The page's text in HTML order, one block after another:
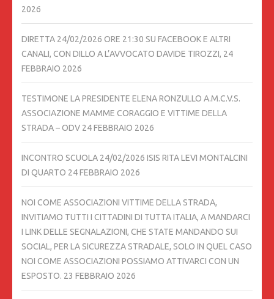
2026
DIRETTA 24/02/2026 ORE 21:30 SU FACEBOOK E ALTRI
CANALI, CON DILLO A L’AVVOCATO DAVIDE TIROZZI, 24
FEBBRAIO 2026
TESTIMONE LA PRESIDENTE ELENA RONZULLO A.M.C.V.S.
ASSOCIAZIONE MAMME CORAGGIO E VITTIME DELLA
STRADA – ODV 24 FEBBRAIO 2026
INCONTRO SCUOLA 24/02/2026 ISIS RITA LEVI MONTALCINI
DI QUARTO 24 FEBBRAIO 2026
NOI COME ASSOCIAZIONI VITTIME DELLA STRADA,
INVITIAMO TUTTI I CITTADINI DI TUTTA ITALIA, A MANDARCI
I LINK DELLE SEGNALAZIONI, CHE STATE MANDANDO SUI
SOCIAL, PER LA SICUREZZA STRADALE, SOLO IN QUEL CASO
NOI COME ASSOCIAZIONI POSSIAMO ATTIVARCI CON UN
ESPOSTO. 23 FEBBRAIO 2026